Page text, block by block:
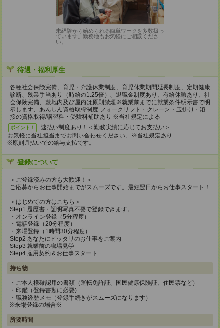
未経験から始められる簡単ワークを多数扱っ
ています。勤務地もお気軽にご相談くださ
い。
待遇・福利厚生
各種社会保険完備、育児・介護休業制度、育児休業期間延長制度、定期健康
診断、残業手当あり（時給の1.25倍）、退職金制度あり、有給休暇あり、社
会保険完備、敷地内及び屋内は原則禁煙※就業前までに就業条件明示書で明
示します、あんしん資格取得制度 フォークリフト・クレーン・玉掛け・溶
接の資格取得/講習料・受験料補助あり ※当社規定による
ポイント！
速払い制度あり！＜勤務実績に応じてお支払い＞
お気軽に当社担当までお問い合わせください。※当社規定あり
※原則月払いでの給与支払です。
登録について
＜ご登録済みの方も大歓迎！＞
ご応募からお仕事開始までがスムーズです。最短翌日からお仕事スタート！
＜はじめての方はこちら＞
Step1 履歴書・証明写真不要で登録できます。
・オンライン登録（5分程度）
・電話登録（20分程度）
・来場登録（1時間30分程度）
Step2 あなたにピッタリのお仕事をご案内
Step3 就業前の職場見学
Step4 雇用契約＆お仕事スタート
持ち物
・ご本人様確認用の書類（運転免許証、国民健康保険証、住民票など）
・印鑑（登録書類に必要)
・職務経歴メモ（登録手続きがスムーズになります）
※来場登録の場合※
所要時間